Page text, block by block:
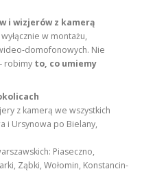
i wizjerów z kamerą
w montażu,
domofonowych. Nie
robimy to, co umiemy
z kamerą we wszystkich
i Ursynowa po Bielany,
Piaseczno,
Ząbki, Wołomin, Konstancin-